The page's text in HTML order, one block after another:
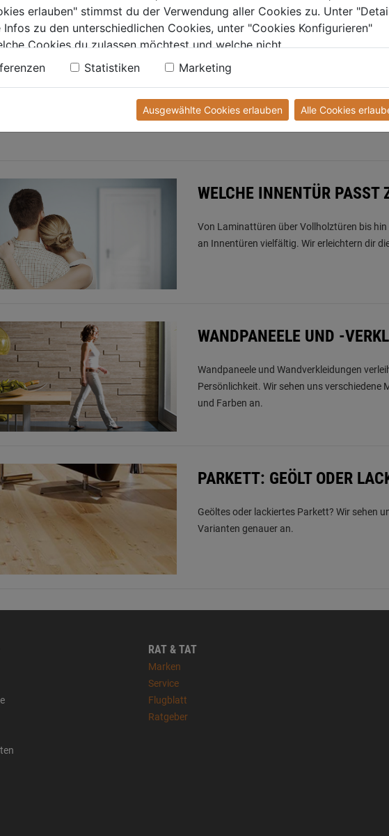
LET'S DOIT
vorbei!
THEMA:
WELCHE INNENTÜR PASST
Von Laminattüren über Vollholztüren bis hin
an Innentüren vielfältig. Wir erleichtern dir
WANDPANEELE UND -
Wandpaneele und Wandverkleidungen
Persönlichkeit. Wir sehen uns verschiedene
und Farben an.
PARKETT: GEÖLT ODER
Geöltes oder lackiertes Parkett? Wir sehen
Varianten genauer an.
RAT & TAT
Marken
Service
Flugblatt
Ratgeber
erlauben" stimmst du der Verwendung aller Cookies zu. Unter
zu den unterschiedlichen Cookies, unter "Cookies Konfigurieren"
Cookies du zulassen möchtest und welche nicht.
du in unserer Datenschutzerklärung
Statistiken Marketing
Ausgewählte Cookies erlauben Alle Cookies